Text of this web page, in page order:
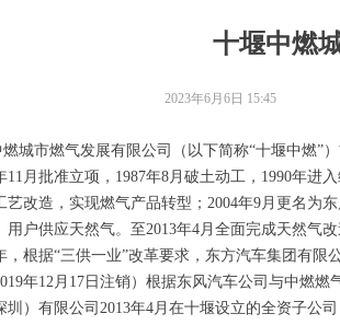
十堰中燃
市燃气发展有限公司（以下简称“十堰中燃”
11月批准立项，1987年8月破土动工，1990年进
艺改造，实现燃气产品转型；2004年9月更名为
用户供应天然气。至2013年4月全面完成天然气
根据“三供一业”改革要求，东方汽车集团有限
年12月17日注销）根据东风汽车公司与中燃
圳）有限公司2013年4月在十堰设立的全资子公
2023年6月6日 15:45